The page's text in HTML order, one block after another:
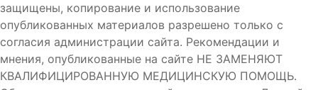
защищены, копирование и использование
опубликованных материалов разрешено только с
согласия администрации сайта. Рекомендации и
мнения, опубликованные на сайте НЕ ЗАМЕНЯЮТ
КВАЛИФИЦИРОВАННУЮ МЕДИЦИНСКУЮ ПОМОЩЬ.